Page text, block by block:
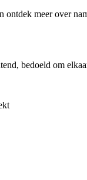
meer over
bedoeld om